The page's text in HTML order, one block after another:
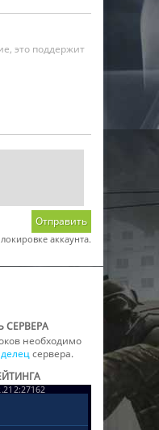
это поддержит
Отправить
аккаунта.
необходимо
сервера.